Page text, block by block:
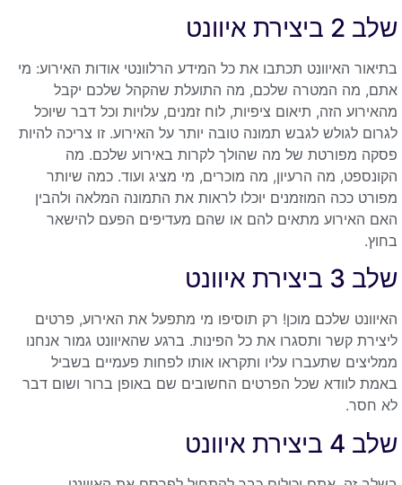
שלב 2 ביצירת איוונט
בתיאור האיוונט תכתבו את כל המידע הרלוונטי אודות האירוע: מי
אתם, מה המטרה שלכם, מה התועלת שהקהל שלכם יקבל
מהאירוע הזה, תיאום ציפיות, לוח זמנים, עלויות וכל דבר שיוכל
לגרום לגולש לגבש תמונה טובה יותר על האירוע. זו צריכה להיות
פסקה מפורטת של מה שהולך לקרות באירוע שלכם. מה
הקונספט, מה הרעיון, מה מוכרים, מי מציג ועוד. כמה שיותר
מפורט ככה המוזמנים יוכלו לראות את התמונה המלאה ולהבין
האם האירוע מתאים להם או שהם מעדיפים הפעם להישאר
בחוץ.
שלב 3 ביצירת איוונט
האיוונט שלכם מוכן! רק תוסיפו מי מתפעל את האירוע, פרטים
ליצירת קשר ותסגרו את כל הפינות. ברגע שהאיוונט גמור אנחנו
ממליצים שתעברו עליו ותקראו אותו לפחות פעמיים בשביל
באמת לוודא שכל הפרטים החשובים שם באופן ברור ושום דבר
לא חסר.
שלב 4 ביצירת איוונט